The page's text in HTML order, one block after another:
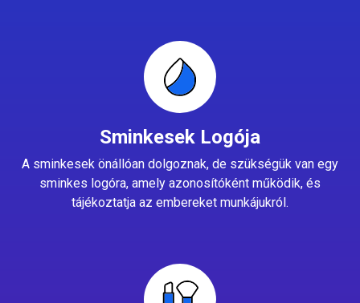
Sminkesek Logója
A sminkesek önállóan dolgoznak, de szükségük van egy
sminkes logóra, amely azonosítóként működik, és
tájékoztatja az embereket munkájukról.